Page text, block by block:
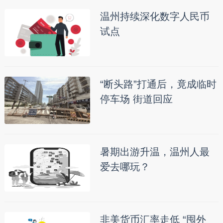
温州持续深化数字人民币
试点
“断头路”打通后，竟成临时
停车场 街道回应
暑期出游升温，温州人最
爱去哪玩？
非美货币汇率走低 “囤外